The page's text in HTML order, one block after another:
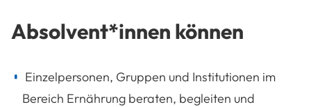
Absolvent*innen können
Einzelpersonen, Gruppen und Institutionen im
Bereich Ernährung beraten, begleiten und